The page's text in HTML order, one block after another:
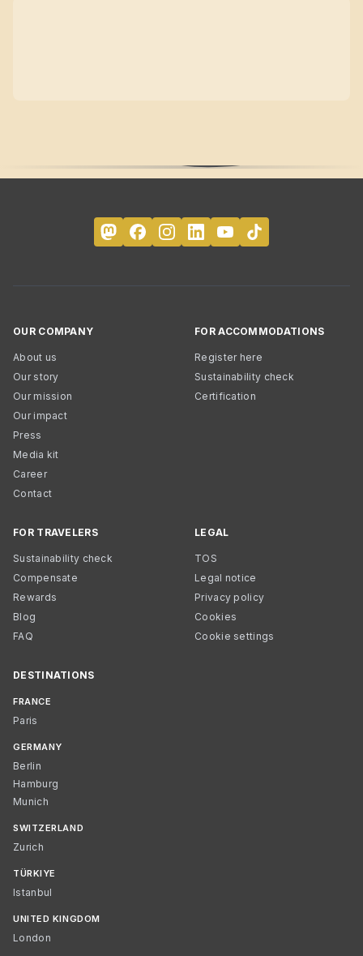
OUR COMPANY
About us
Our story
Our mission
Our impact
Press
Media kit
Career
Contact
FOR ACCOMMODATIONS
Register here
Sustainability check
Certification
FOR TRAVELERS
Sustainability check
Compensate
Rewards
Blog
FAQ
LEGAL
TOS
Legal notice
Privacy policy
Cookies
Cookie settings
DESTINATIONS
FRANCE
Paris
GERMANY
Berlin
Hamburg
Munich
SWITZERLAND
Zurich
TÜRKIYE
Istanbul
UNITED KINGDOM
London